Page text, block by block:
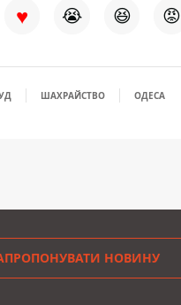
♥ 😭 😆 😡
ШАХРАЙСТВО ОДЕСА
НОВИНУ